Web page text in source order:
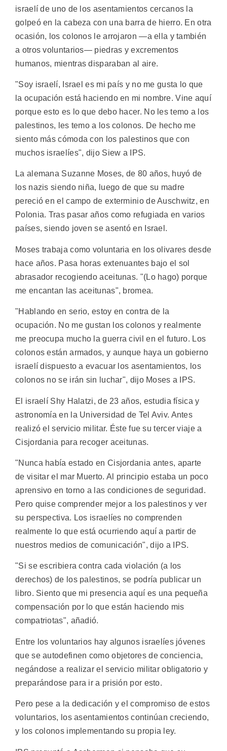
israelí de uno de los asentamientos cercanos la
golpeó en la cabeza con una barra de hierro. En otra
ocasión, los colonos le arrojaron —a ella y también
a otros voluntarios— piedras y excrementos
humanos, mientras disparaban al aire.
"Soy israelí, Israel es mi país y no me gusta lo que
la ocupación está haciendo en mi nombre. Vine aquí
porque esto es lo que debo hacer. No les temo a los
palestinos, les temo a los colonos. De hecho me
siento más cómoda con los palestinos que con
muchos israelíes", dijo Siew a IPS.
La alemana Suzanne Moses, de 80 años, huyó de
los nazis siendo niña, luego de que su madre
pereció en el campo de exterminio de Auschwitz, en
Polonia. Tras pasar años como refugiada en varios
países, siendo joven se asentó en Israel.
Moses trabaja como voluntaria en los olivares desde
hace años. Pasa horas extenuantes bajo el sol
abrasador recogiendo aceitunas. "(Lo hago) porque
me encantan las aceitunas", bromea.
"Hablando en serio, estoy en contra de la
ocupación. No me gustan los colonos y realmente
me preocupa mucho la guerra civil en el futuro. Los
colonos están armados, y aunque haya un gobierno
israelí dispuesto a evacuar los asentamientos, los
colonos no se irán sin luchar", dijo Moses a IPS.
El israelí Shy Halatzi, de 23 años, estudia física y
astronomía en la Universidad de Tel Aviv. Antes
realizó el servicio militar. Éste fue su tercer viaje a
Cisjordania para recoger aceitunas.
"Nunca había estado en Cisjordania antes, aparte
de visitar el mar Muerto. Al principio estaba un poco
aprensivo en torno a las condiciones de seguridad.
Pero quise comprender mejor a los palestinos y ver
su perspectiva. Los israelíes no comprenden
realmente lo que está ocurriendo aquí a partir de
nuestros medios de comunicación", dijo a IPS.
"Si se escribiera contra cada violación (a los
derechos) de los palestinos, se podría publicar un
libro. Siento que mi presencia aquí es una pequeña
compensación por lo que están haciendo mis
compatriotas", añadió.
Entre los voluntarios hay algunos israelíes jóvenes
que se autodefinen como objetores de conciencia,
negándose a realizar el servicio militar obligatorio y
preparándose para ir a prisión por esto.
Pero pese a la dedicación y el compromiso de estos
voluntarios, los asentamientos continúan creciendo,
y los colonos implementando su propia ley.